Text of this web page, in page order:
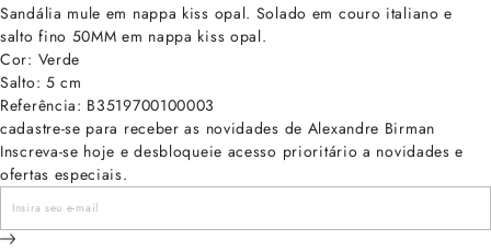
Sandália mule em nappa kiss opal. Solado em couro italiano e
salto fino 50MM em nappa kiss opal.
Cor: Verde
Salto: 5 cm
Referência: B3519700100003
cadastre-se para receber as novidades de Alexandre Birman
Inscreva-se hoje e desbloqueie acesso prioritário a novidades e
ofertas especiais.